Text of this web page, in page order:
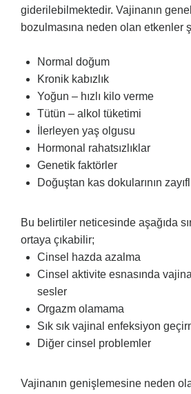
giderilebilmektedir. Vajinanın
bozulmasına neden olan etkenler
Normal doğum
Kronik kabızlık
Yoğun – hızlı kilo verme
Tütün – alkol tüketimi
İlerleyen yaş olgusu
Hormonal rahatsızlıklar
Genetik faktörler
Doğuştan kas dokularının
Bu belirtiler neticesinde aşağıda
ortaya çıkabilir;
Cinsel hazda azalma
Cinsel aktivite esnasında
sesler
Orgazm olamama
Sık sık vajinal enfeksiyon
Diğer cinsel problemler
Vajinanın genişlemesine neden